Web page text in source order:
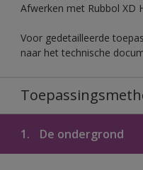
Afwerken met Rubbol XD
Voor gedetailleerde
naar het technische
1. De ondergrond